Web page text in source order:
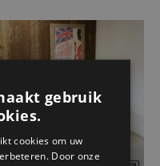
gebruik
cookies om uw
Door onze